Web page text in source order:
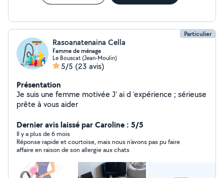
Particulier
Rasoanatenaina Cella
Famme de ménage
Le Bouscat (Jean-Moulin)
5/5 (23 avis)
Présentation
Je suis une femme motivée J' ai d 'expérience ; sérieuse
prête à vous aider
Dernier avis laissé par Caroline : 5/5
Il y a plus de 6 mois
Réponse rapide et courtoise, mais nous n'avons pas pu faire
affaire en raison de son allergie aux chats